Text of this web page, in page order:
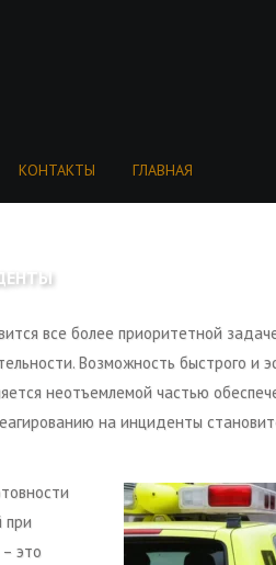
КОНТАКТЫ ГЛАВНАЯ
все более приоритетной
Возможность быстрого и
неотъемлемой частью
на инциденты
при
это